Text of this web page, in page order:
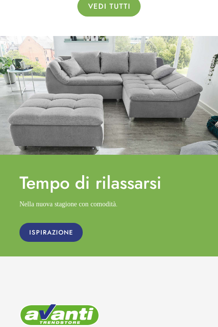
VEDI TUTTI
Tempo di rilassarsi
Nella nuova stagione con comodità.
ISPIRAZIONE